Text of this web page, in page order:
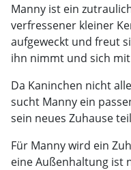
Manny ist ein
verfressener kleiner
aufgeweckt und freut
ihn nimmt und sich
Da Kaninchen nicht
sucht Manny ein
sein neues Zuhause
Für Manny wird ein
eine Außenhaltung ist